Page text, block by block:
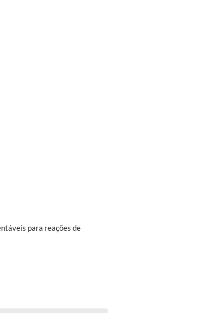
para reações de